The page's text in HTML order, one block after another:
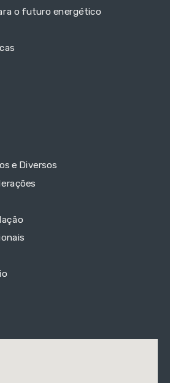
o futuro energético
e Diversos